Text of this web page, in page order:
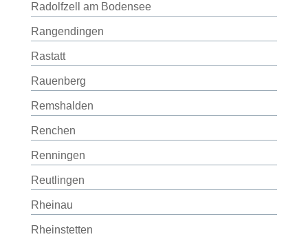
Radolfzell am Bodensee
Rangendingen
Rastatt
Rauenberg
Remshalden
Renchen
Renningen
Reutlingen
Rheinau
Rheinstetten